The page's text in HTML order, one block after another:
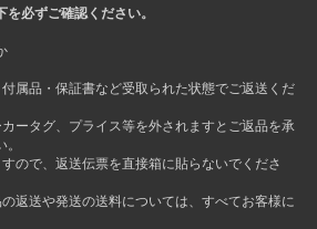
必ずご確認ください。
属品・保証書など受取られた状態でご返送くだ
ータグ、プライス等を外されますとご返品を承
ので、返送伝票を直接箱に貼らないでくださ
返送や発送の送料については、すべてお客様に